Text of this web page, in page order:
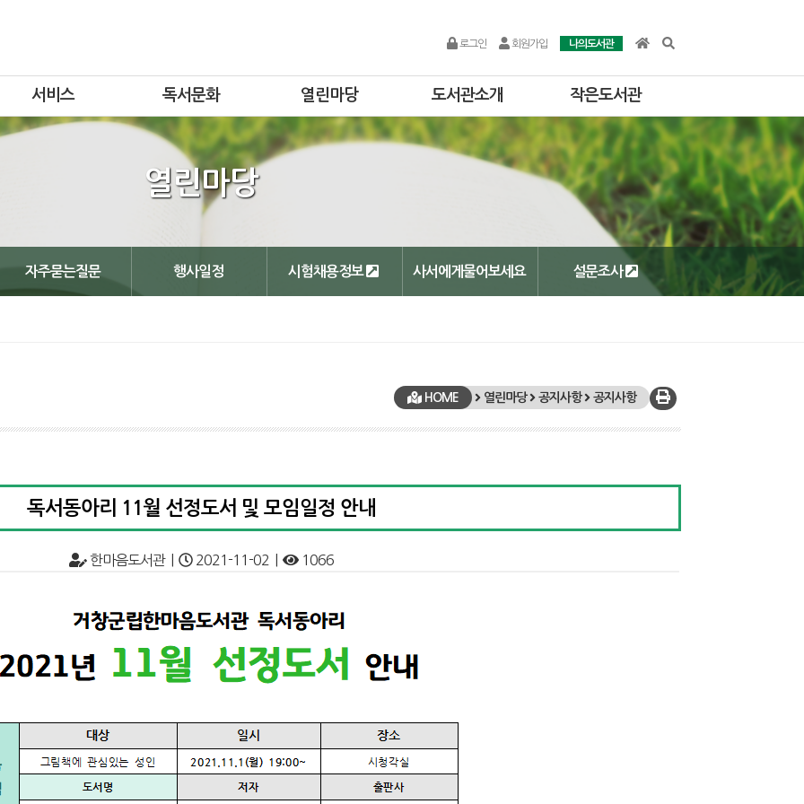
로그인 회원가입 나의도서관
서비스 독서문화 열린마당 도서관소개 작은도서관
열린마당
자주묻는질문 행사일정 시험채용정보 사서에게물어보세요 설문조사
HOME 열린마당 공지사항 공지사항
독서동아리 11월 선정도서 및 모임일정 안내
한마음도서관 | 2021-11-02 | 1066